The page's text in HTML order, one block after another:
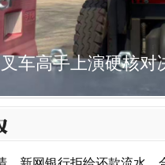
”首探非遗食品安全
车高手上演硬核对